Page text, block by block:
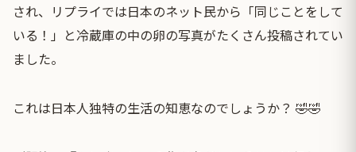
され、リプライでは日本のネット民から「同じことをして
いる！」と冷蔵庫の中の卵の写真がたくさん投稿されてい
ました。
これは日本人独特の生活の知恵なのでしょうか？ 🤣🤣